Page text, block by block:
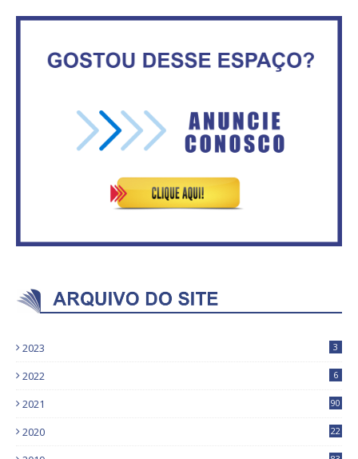
No Brasil do golpe, 61,5 mi de
Secretaria da Fazenda abre 120
vagas no Distrito Federal
fazendo o dever de casa, disse
Bolsonaro sobre Previdência
2023 3
2022 6
2021 90
2020
22